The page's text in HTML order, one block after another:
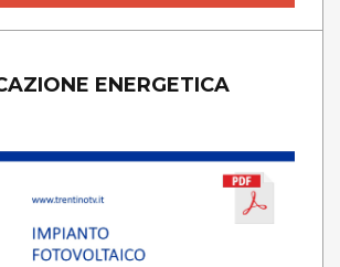
ENERGETICA